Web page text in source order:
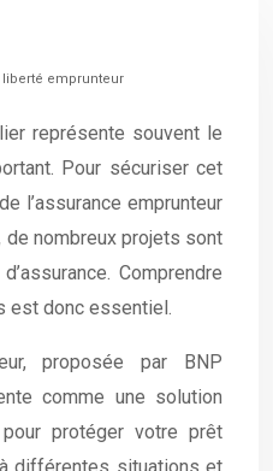
liberté emprunteur
représente souvent le
Pour sécuriser cet
l’assurance emprunteur
de nombreux projets sont
Comprendre
est donc essentiel.
proposée par BNP
comme une solution
protéger votre prêt